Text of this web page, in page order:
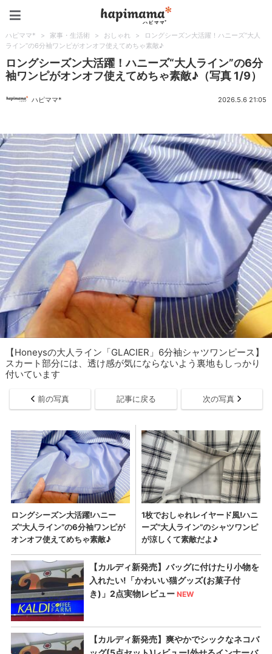
ハピママ* > 家事・生活術 > おしゃれ >
ロングシーズン大活躍！ハニーズ“大人
ライン”の6分袖ワンピがオンオフ使えてめちゃ素敵♪
ロングシーズン大活躍！ハニーズ“大人ライン”の6分
袖ワンピがオンオフ使えてめちゃ素敵♪（写真 1/9）
ハピママ* 2026.5.6 21:05
【Honeysの大人ライン「GLACIER」6分袖シャツワンピース】
スカート部分には、透け感が気にならないよう裏地もしっかり
付いています
前の写真 記事に戻る 次の写真